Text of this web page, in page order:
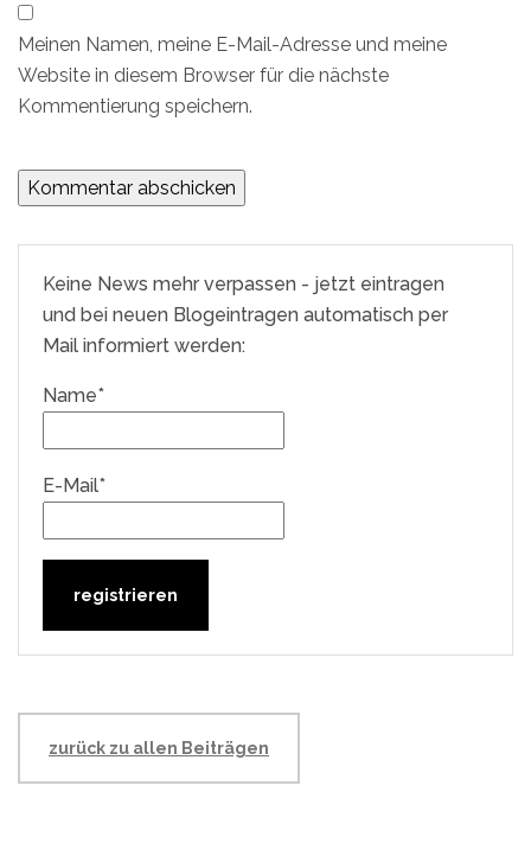
Meinen Namen, meine E-Mail-Adresse und meine
Website in diesem Browser für die nächste
Kommentierung speichern.
Keine News mehr verpassen - jetzt eintragen
und bei neuen Blogeintragen automatisch per
Mail informiert werden:
Name*
E-Mail*
zurück zu allen Beiträgen